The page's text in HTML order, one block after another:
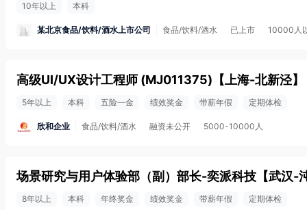
10年以上 本科
某北京食品/饮料/酒水上市公司 食品/饮料/酒水 已上市 10000人
高级UI/UX设计工程师 (MJ011375) 【 上海-北新泾】
5年以上 本科 五险一金 绩效奖金 带薪年假 定期体检
欣和企业 食品/饮料/酒水 融资未公开 5000-10000人
场景研究与用户体验部（副）部长-奕派科技 【武汉-
8年以上 本科 年终奖金 绩效奖金 带薪年假 定期体检